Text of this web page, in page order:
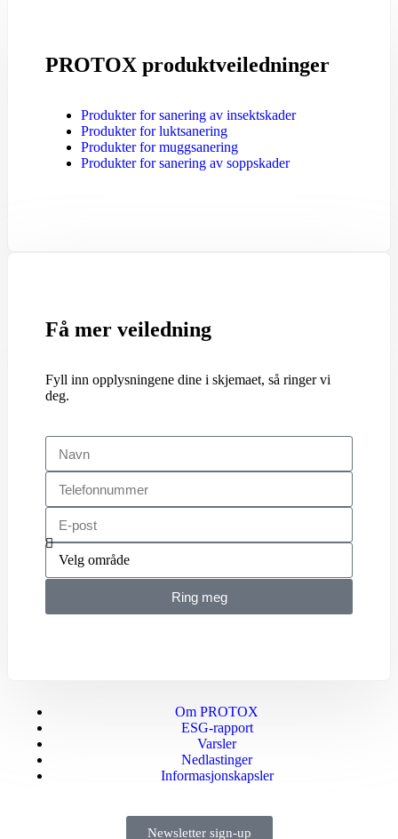
PROTOX produktveiledninger
Produkter for sanering av insektskader
Produkter for luktsanering
Produkter for muggsanering
Produkter for sanering av soppskader
Få mer veiledning
Fyll inn opplysningene dine i skjemaet, så ringer vi
deg.
Ring meg
Om PROTOX
ESG-rapport
Varsler
Nedlastinger
Informasjonskapsler
Newsletter sign-up